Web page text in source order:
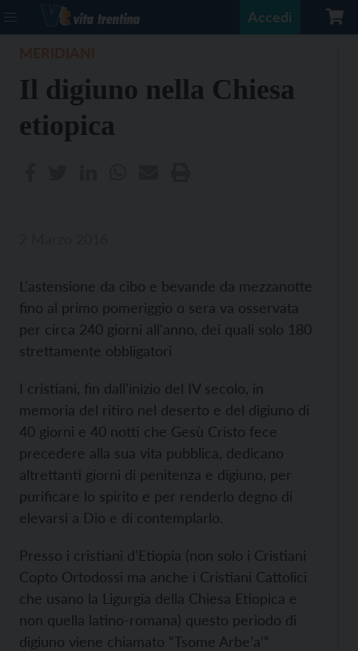
Accedi
Il digiuno nella Chiesa
etiopica
L'astensione da cibo e bevande da mezzanotte
fino al primo pomeriggio o sera va osservata
per circa 240 giorni all'anno, dei quali solo 180
strettamente obbligatori
I cristiani, fin dall’inizio del IV secolo, in
memoria del ritiro nel deserto e del digiuno di
40 giorni e 40 notti che Gesù Cristo fece
precedere alla sua vita pubblica, dedicano
altrettanti giorni di penitenza e digiuno, per
puriﬁcare lo spirito e per renderlo degno di
elevarsi a Dio e di contemplarlo.
Presso i cristiani d’Etiopia (non solo i Cristiani
Copto Ortodossi ma anche i Cristiani Cattolici
che usano la Ligurgia della Chiesa Etiopica e
non quella latino-romana) questo periodo di
digiuno viene chiamato “Tsome Arbe’a’”